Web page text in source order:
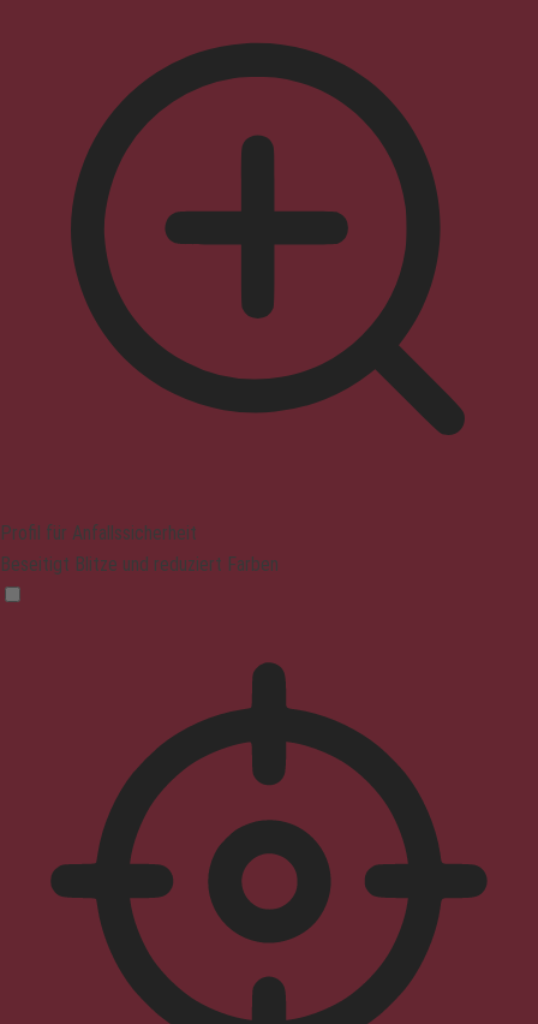
Profil für Anfallssicherheit
Beseitigt Blitze und reduziert Farben